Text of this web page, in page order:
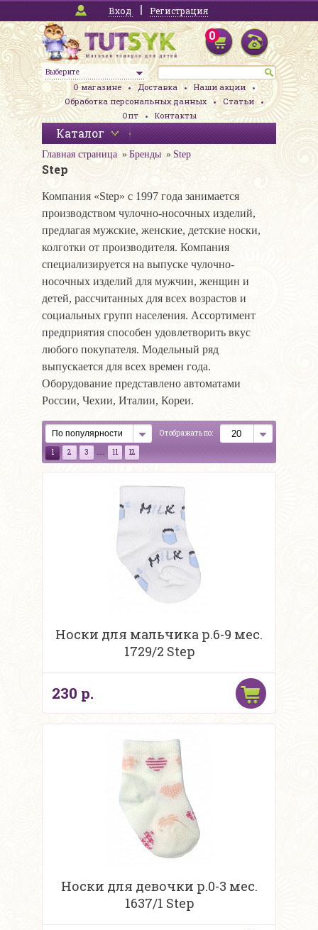
Вход Регистрация
Выберите
0
О магазине Доставка
Наши акции
Обработка персональных данных
Статьи
Опт
Контакты
Каталог
Главная страница Бренды Step
Step
Компания «Step» c 1997 года занимается
производством чулочно-носочных изделий,
предлагая мужские, женские, детские носки,
колготки от производителя. Компания
специализируется на выпуске чулочно-
носочных изделий для мужчин, женщин и
детей, рассчитанных для всех возрастов и
социальных групп населения. Ассортимент
предприятия способен удовлетворить вкус
любого покупателя. Модельный ряд
выпускается для всех времен года.
Оборудование представлено автоматами
России, Чехии, Италии, Кореи.
Отображать по:
1 2 3 ... 11 12
Носки для мальчика р.6-9 мес.
1729/2 Step
230 р.
Носки для девочки р.0-3 мес.
1637/1 Step